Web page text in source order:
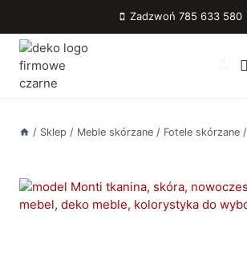
treści
Zadzwoń 785 633 580
/ Sklep / Meble skórzane / Fotele skórzane /